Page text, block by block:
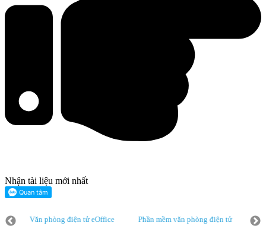
Nhận tài liệu mới nhất
Văn phòng điện tử eOffice Phần mềm văn phòng điện tử